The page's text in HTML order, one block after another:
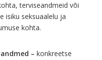
terviseandmeid või
isiku seksuaalelu ja
kohta.
– konkreetse